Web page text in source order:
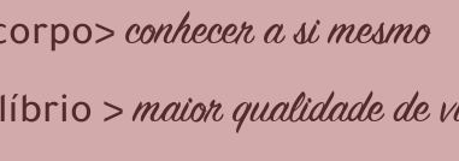
conhecer a si mesmo
> maior qualidade de